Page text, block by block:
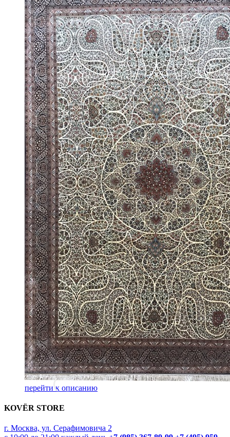
перейти к описанию
KOVËR STORE
г. Москва, ул. Серафимовича 2